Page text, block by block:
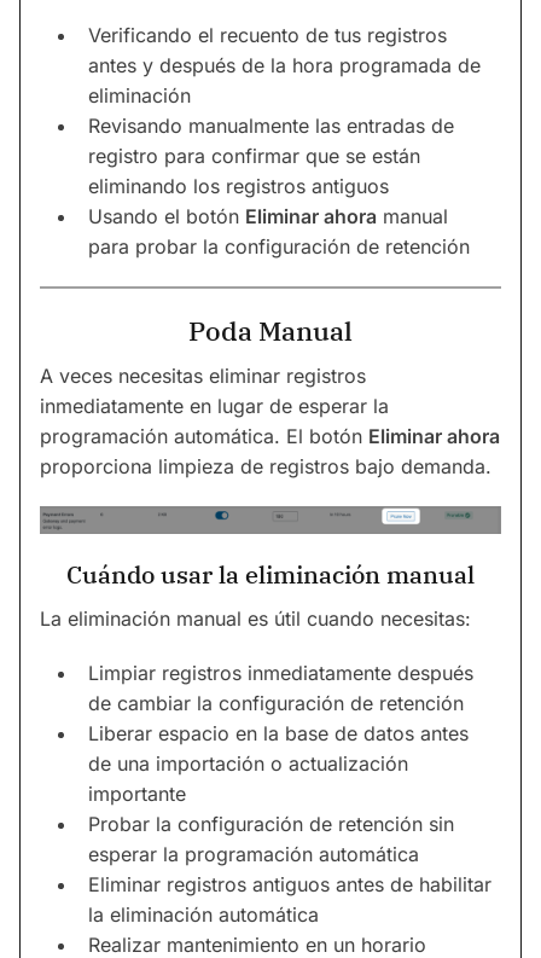
Verificando el recuento de tus registros
antes y después de la hora programada de
eliminación
Revisando manualmente las entradas de
registro para confirmar que se están
eliminando los registros antiguos
Usando el botón Eliminar ahora manual
para probar la configuración de retención
Poda Manual
A veces necesitas eliminar registros
inmediatamente en lugar de esperar la
programación automática. El botón Eliminar ahora
proporciona limpieza de registros bajo demanda.
Cuándo usar la eliminación manual
La eliminación manual es útil cuando necesitas:
Limpiar registros inmediatamente después
de cambiar la configuración de retención
Liberar espacio en la base de datos antes
de una importación o actualización
importante
Probar la configuración de retención sin
esperar la programación automática
Eliminar registros antiguos antes de habilitar
la eliminación automática
Realizar mantenimiento en un horario